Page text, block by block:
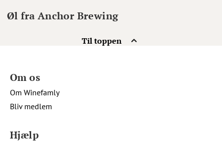
Til toppen
Øl fra Anchor Brewing
Om os
Om Winefamly
Bliv medlem
Hjælp